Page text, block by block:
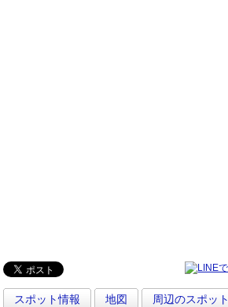
スポット情報 地図 周辺のスポット